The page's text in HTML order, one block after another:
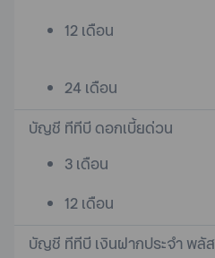
12 เดือน
24 เดือน
บัญชี ทีทีบี ดอกเบี้ยด่วน
3 เดือน
12 เดือน
บัญชี ทีทีบี เงินฝากประจำ พลัส